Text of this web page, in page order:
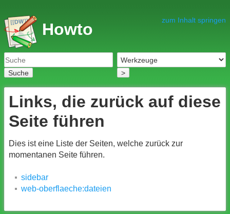
zum Inhalt springen
Howto
Suche >
Links, die zurück auf diese
Seite führen
Dies ist eine Liste der Seiten, welche zurück zur
momentanen Seite führen.
sidebar
web-oberflaeche:dateien